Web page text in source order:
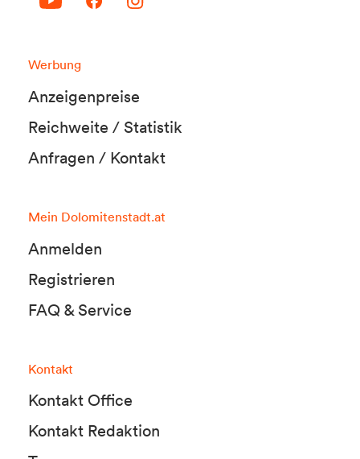
Werbung
Anzeigenpreise
Reichweite / Statistik
Anfragen / Kontakt
Mein Dolomitenstadt.at
Anmelden
Registrieren
FAQ & Service
Kontakt
Kontakt Office
Kontakt Redaktion